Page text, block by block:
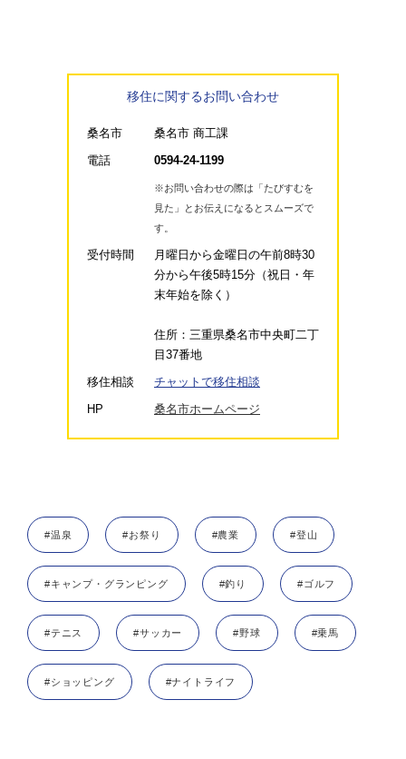
移住に関するお問い合わせ
桑名市
桑名市 商工課
電話
0594-24-1199
※お問い合わせの際は「たびすむを
見た」とお伝えになるとスムーズで
す。
受付時間
月曜日から金曜日の午前8時30
分から午後5時15分（祝日・年
末年始を除く）
住所：三重県桑名市中央町二丁
目37番地
移住相談
チャットで移住相談
HP
桑名市ホームページ
#温泉 #お祭り #農業 #登山
#キャンプ・グランピング #釣り #ゴルフ
#テニス #サッカー #野球 #乗馬
#ショッピング #ナイトライフ